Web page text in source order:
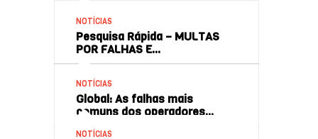
NOTÍCIAS
Pesquisa Rápida – MULTAS
POR FALHAS E…
NOTÍCIAS
Global: As falhas mais
comuns dos operadores…
NOTÍCIAS